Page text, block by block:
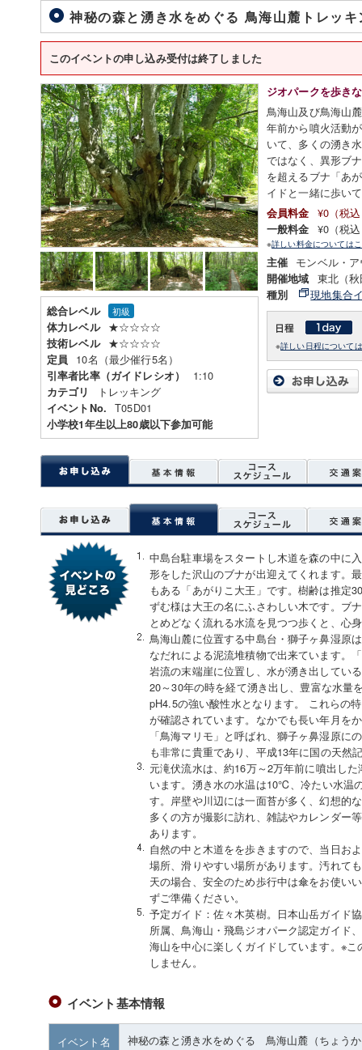
神秘の森と湧き水をめぐる 鳥海山麓トレッ
このイベントの申し込み受付は終了しました
総合レベル 初級
体力レベル ★☆☆☆☆
技術レベル ★☆☆☆☆
定員 10名（最少催行5名）
引率者比率（ガイドレシオ） 1:10
カテゴリ トレッキング
イベントNo. T05D01
小学校1年生以上80歳以下参加可能
ジオパークを歩き
鳥海山及び鳥海山
年前から噴火活動
いて、多くの湧き
ではなく、異形ブ
を超えるブナ「あ
イドと一緒に歩い
会員料金 ¥0（税
一般料金 ¥0（税
※詳しい料金については
主催 モンベル・
開催地域 東北（
種別 現地集合
※詳しい日程について
中島台駐車場をスタートし木道を森の中に
形をした沢山のブナが出迎えてくれます。
もある「あがりこ大王」です。樹齢は推定
ずむ様は大王の名にふさわしい木です。ブ
とめどなく流れる水流を見つつ歩くと、心
鳥海山麓に位置する中島台・獅子ヶ鼻湿原
なだれによる泥流堆積物で出来ています。
岩流の末端崖に位置し、水が湧き出してい
20～30年の時を経て湧き出し、豊富な水
pH4.5の強い酸性水となります。 これらの
が確認されています。なかでも長い年月を
「鳥海マリモ」と呼ばれ、獅子ヶ鼻湿原に
も非常に貴重であり、平成13年に国の天
元滝伏流水は、約16万～2万年前に噴出し
います。湧き水の水温は10℃、冷たい水温
す。岸壁や川辺には一面苔が多く、幻想的
多くの方が撮影に訪れ、雑誌やカレンダー
あります。
自然の中と木道をを歩きますので、当日お
場所、滑りやすい場所があります。汚れて
天の場合、安全のため歩行中は傘をお使い
ずご準備ください。
予定ガイド：佐々木英樹。日本山岳ガイド
所属、鳥海山・飛島ジオパーク認定ガイド
海山を中心に楽しくガイドしています。※
しません。
イベント基本情報
イベント名 神秘の森と湧き水をめぐる 鳥海山麓（ちょう